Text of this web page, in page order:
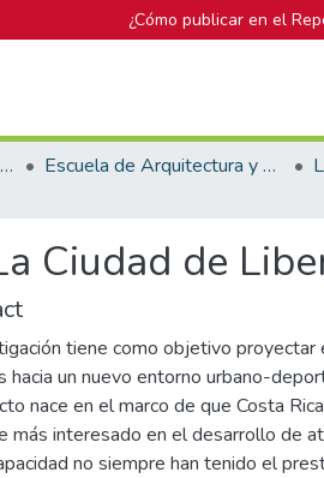
¿Cómo publicar en el
Campus Tecnológico Local San José Escuela de Arquitectura y Urbanismo
Ciudad de
tiene como objetivo
hacia un nuevo entorno urbano-
nace en el marco de que Costa
más interesado en el desarrollo de
no siempre han tenido el